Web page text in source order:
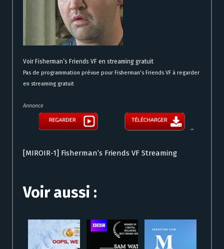
Voir Fisherman’s Friends VF en streaming gratuit
Pas de programmation prévue pour Fisherman’s Friends VF à regarder
en streaming gratuit
Annonce
[MIROIR-1] Fisherman’s Friends VF Streaming
Voir aussi :